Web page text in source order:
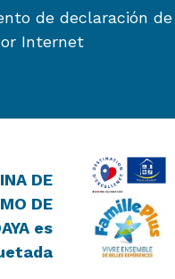
de declaración
Internet
DE
DE
es